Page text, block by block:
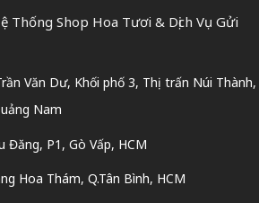
Thống Shop Hoa Tươi & Dịch Vụ Gửi
Văn Dư, Khối phố 3, Thị trấn Núi Thành,
Nam
Đăng, P1, Gò Vấp, HCM
Hoa Thám, Q.Tân Bình, HCM